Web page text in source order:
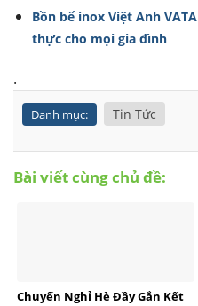
Bồn bể inox Việt Anh
thực cho mọi gia đình
.
Danh mục: Tin Tức
Bài viết cùng chủ đề:
Chuyến Nghỉ Hè Đầy Gắn Kết